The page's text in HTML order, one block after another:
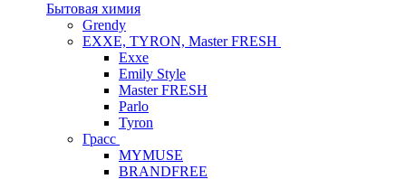
Бытовая химия
Grendy
EXXE, TYRON, Master FRESH
Exxe
Emily Style
Master FRESH
Parlo
Tyron
Грасс
MYMUSE
BRANDFREE